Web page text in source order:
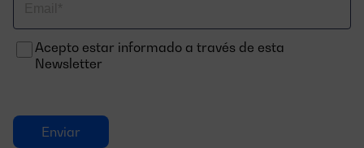
electrónico
Acepto estar informado a través de esta
Newsletter